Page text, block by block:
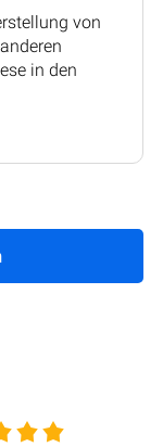
von
in den